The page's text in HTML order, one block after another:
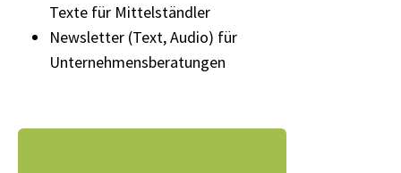
Texte für Mittelständler
Newsletter (Text, Audio) für
Unternehmensberatungen